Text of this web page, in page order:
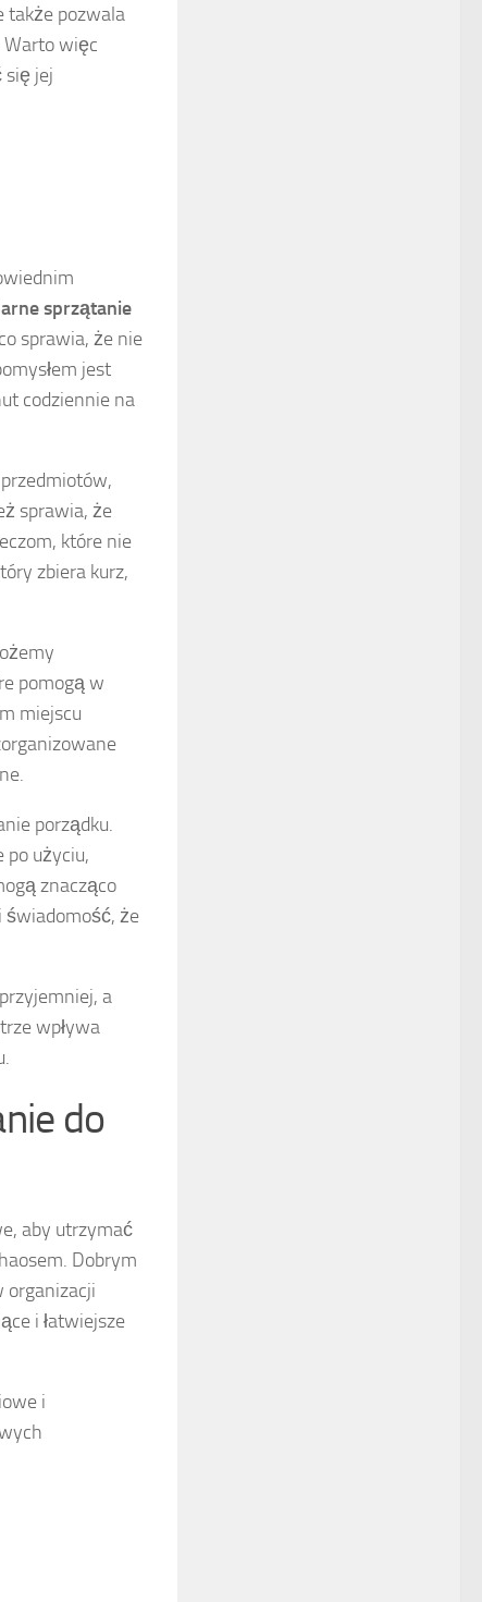
także pozwala
więc
się jej
sprzątanie
sprawia, że nie
jest
codziennie na
sprawia, że
które nie
zbiera kurz,
pomogą w
miejscu
porządku.
po użyciu,
znacząco
świadomość, że
a
wpływa
do
aby utrzymać
Dobrym
organizacji
i łatwiejsze
i